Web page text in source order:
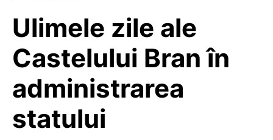
Ulimele zile ale
Castelului Bran în
administrarea
statului